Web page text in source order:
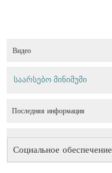
Видео
Социальное обеспечение
საარსებო მინიმუმი
Последняя информация